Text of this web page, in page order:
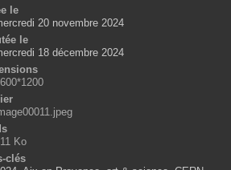
le
20 novembre 2024
le
18 décembre 2024
Ko
clés